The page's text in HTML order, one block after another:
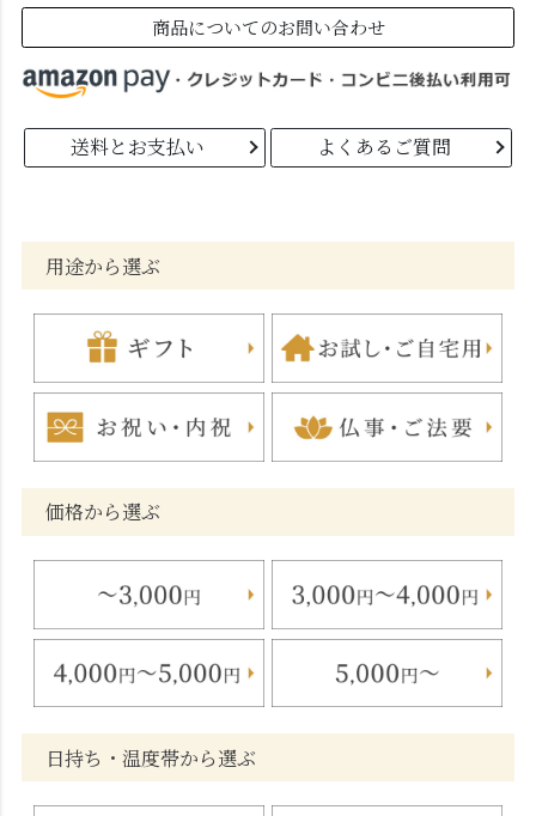
商品についてのお問い合わせ
送料とお支払い よくあるご質問
用途から選ぶ
価格から選ぶ
日持ち・温度帯から選ぶ